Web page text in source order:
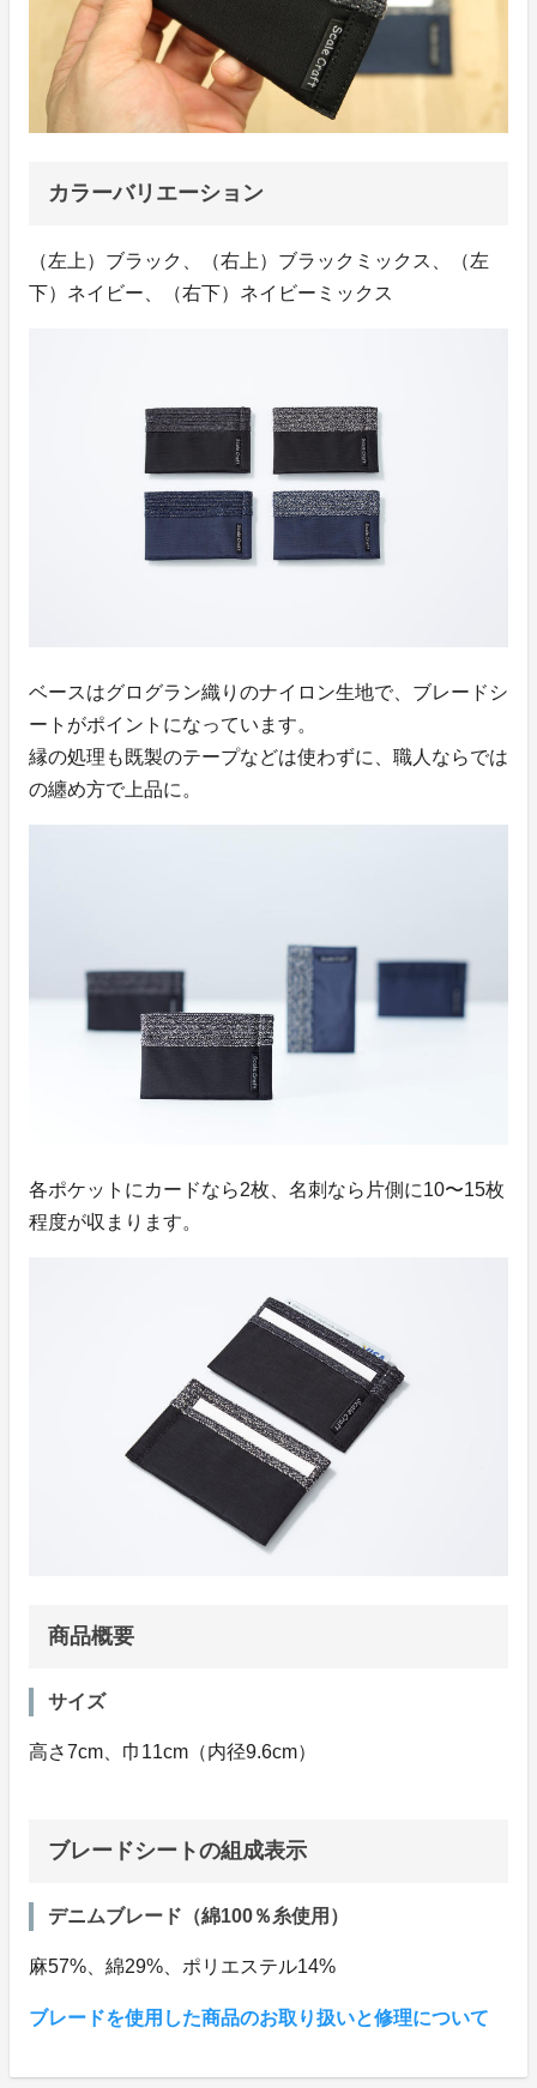
カラーバリエーション
（左上）ブラック、（右上）ブラックミックス、（左
下）ネイビー、（右下）ネイビーミックス
ベースはグログラン織りのナイロン生地で、ブレードシ
ートがポイントになっています。
縁の処理も既製のテープなどは使わずに、職人ならでは
の纏め方で上品に。
各ポケットにカードなら2枚、名刺なら片側に10〜15枚
程度が収まります。
商品概要
サイズ
高さ7cm、巾11cm（内径9.6cm）
ブレードシートの組成表示
デニムブレード（綿100％糸使用）
麻57%、綿29%、ポリエステル14%
ブレードを使用した商品のお取り扱いと修理について